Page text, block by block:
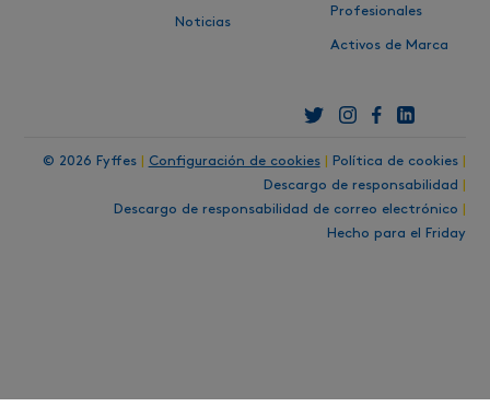
Noticias
Profesionales
Activos de Marca
© 2026 Fyffes Configuración de cookies Política de cookies
Descargo de responsabilidad
Descargo de responsabilidad de correo electrónico
Hecho para el Friday